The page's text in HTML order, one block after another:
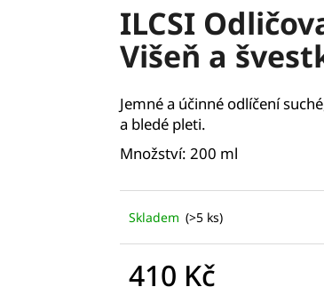
produktu
je
5,0
z
hvězdiček.
ILCSI
Višeň a
Jemné a účinné odlíčení
a bledé pleti.
Množství: 200 ml
Skladem (>5 ks)
410 Kč
HLEDAT
BALZÁM NA RTY
260 Kč